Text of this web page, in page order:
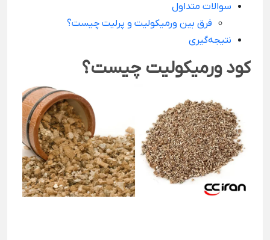
سوالات متداول
فرق بین ورمیکولیت و پرلیت چیست؟
نتیجه‌گیری
کود ورمیکولیت چیست؟